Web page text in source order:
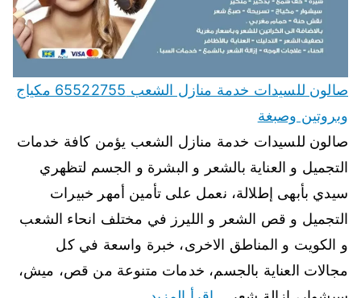
صالون للسيدات خدمة منازل الشعب 65522755 مكياج
وبروتين وصبغة
صالون للسيدات خدمة منازل الشعب يؤمن كافة خدمات
التجميل و العناية بالشعر و البشرة و الجسم لتظهري
سيدي بأبهى إطلالة، نعمل على تأمين أمهر خبيرات
التجميل و قص الشعر و الليرز في مختلف انحاء الشعب
و الكويت و المناطق الاخرى، خبرة واسعة في كل
مجالات العناية بالجسم، خدمات متنوعة من قص، ميش،